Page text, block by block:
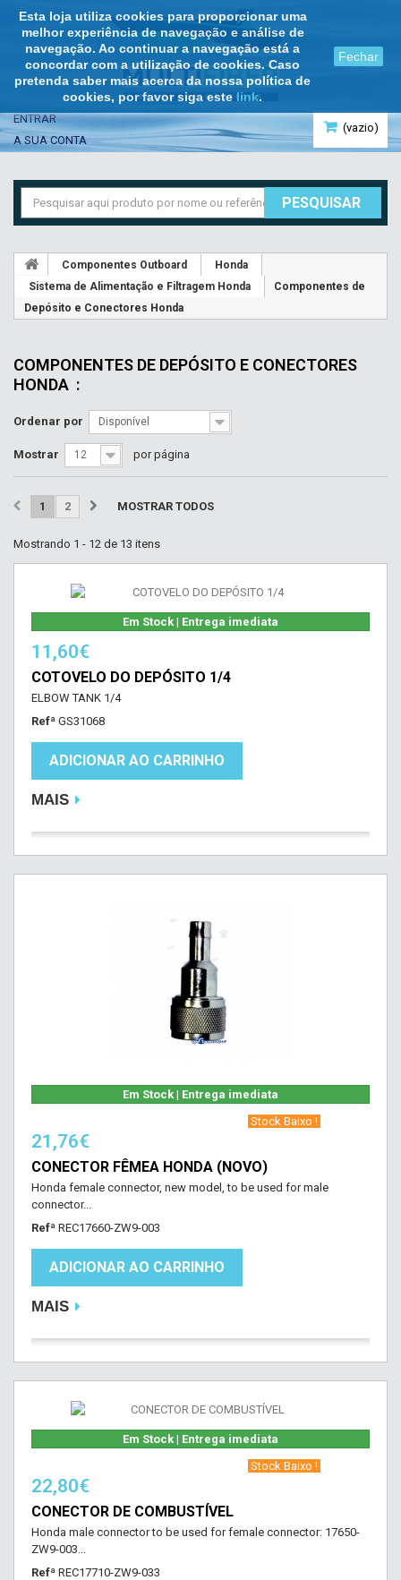
Esta loja utiliza cookies para proporcionar uma
melhor experiência de navegação e análise de
navegação. Ao continuar a navegação está a
concordar com a utilização de cookies. Caso
pretenda saber mais acerca da nossa política de
cookies, por favor siga este link.
Fechar
(vazio)
ENTRAR
A SUA CONTA
PESQUISAR
Componentes Outboard
Honda
Sistema de Alimentação e Filtragem Honda
Componentes de
Depósito e Conectores Honda
COMPONENTES DE DEPÓSITO E CONECTORES
HONDA :
Ordenar por Disponível
Mostrar 12 por página
MOSTRAR TODOS
1 2
Mostrando 1 - 12 de 13 itens
Em Stock | Entrega imediata
11,60€
COTOVELO DO DEPÓSITO 1/4
ELBOW TANK 1/4
Refª GS31068
ADICIONAR AO CARRINHO
MAIS
Em Stock | Entrega imediata
‎ Stock Baixo !‎ ‎
21,76€
CONECTOR FÊMEA HONDA (NOVO)
Honda female connector, new model, to be used for male
connector...
Refª REC17660-ZW9-003
ADICIONAR AO CARRINHO
MAIS
Em Stock | Entrega imediata
‎ Stock Baixo !‎ ‎
22,80€
CONECTOR DE COMBUSTÍVEL
Honda male connector to be used for female connector: 17650-
ZW9-003...
Refª REC17710-ZW9-033